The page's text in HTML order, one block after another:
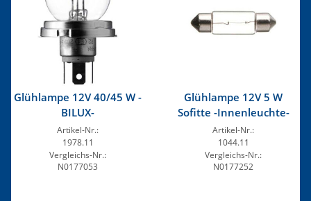
Glühlampe 12V 40/45 W -
BILUX-
Artikel-Nr.:
1978.11
Vergleichs-Nr.:
N0177053
Glühlampe 12V 5 W
Sofitte -Innenleuchte-
Artikel-Nr.:
1044.11
Vergleichs-Nr.:
N0177252